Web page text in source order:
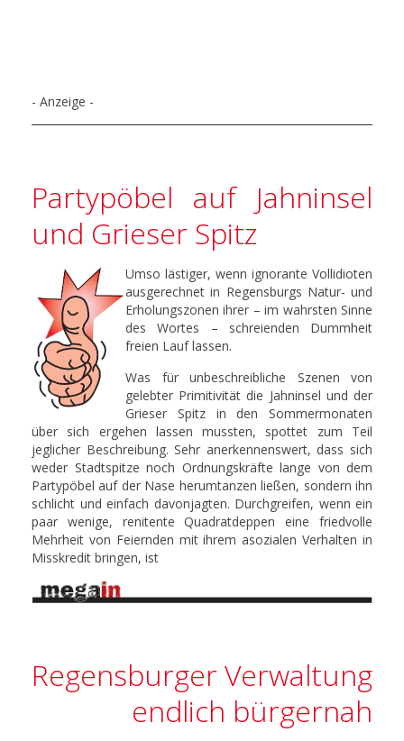
- Anzeige -
Partypöbel auf Jahninsel
und Grieser Spitz
Umso lästiger, wenn ignorante Vollidioten
ausgerechnet in Regensburgs Natur- und
Erholungszonen ihrer – im wahrsten Sinne
des Wortes – schreienden Dummheit
freien Lauf lassen.
Was für unbeschreibliche Szenen von
gelebter Primitivität die Jahninsel und der
Grieser Spitz in den Sommermonaten
über sich ergehen lassen mussten, spottet zum Teil
jeglicher Beschreibung. Sehr anerkennenswert, dass sich
weder Stadtspitze noch Ordnungskräfte lange von dem
Partypöbel auf der Nase herumtanzen ließen, sondern ihn
schlicht und einfach davonjagten. Durchgreifen, wenn ein
paar wenige, renitente Quadratdeppen eine friedvolle
Mehrheit von Feiernden mit ihrem asozialen Verhalten in
Misskredit bringen, ist
Regensburger Verwaltung
endlich bürgernah